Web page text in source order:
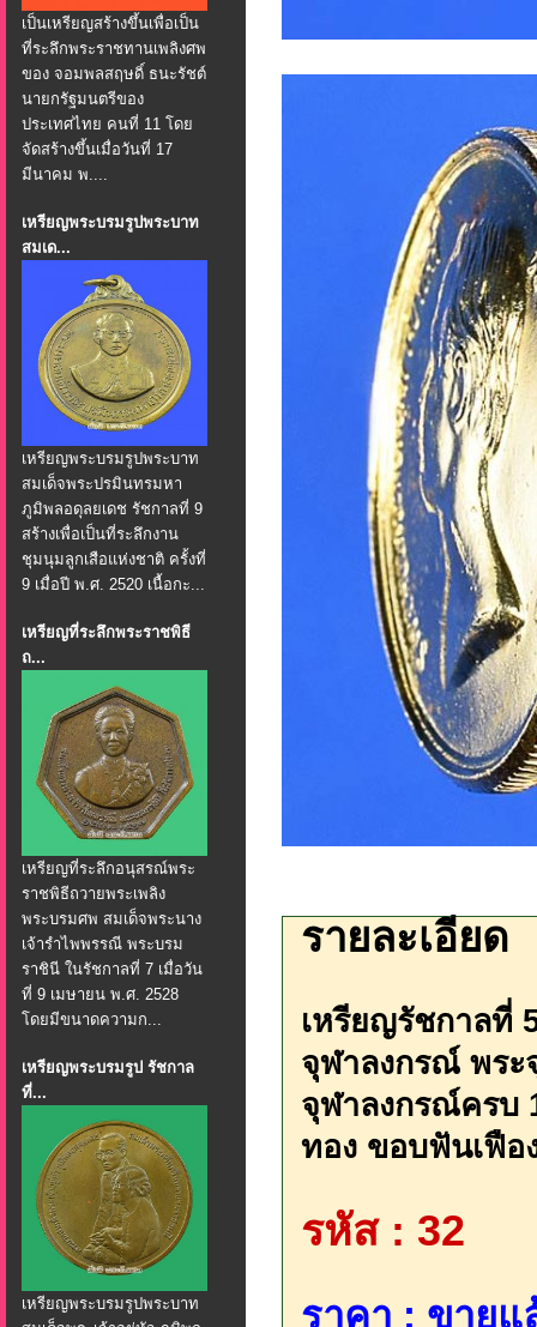
เป็นเหรียญสร้างขึ้นเพื่อเป็น
ที่ระลึกพระราชทานเพลิงศพ
ของ จอมพลสฤษดิ์ ธนะรัชต์
นายกรัฐมนตรีของ
ประเทศไทย คนที่ 11 โดย
จัดสร้างขึ้นเมื่อวันที่ 17
มีนาคม พ....
เหรียญพระบรมรูปพระบาท
สมเด...
เหรียญพระบรมรูปพระบาท
สมเด็จพระปรมินทรมหา
ภูมิพลอดุลยเดช รัชกาลที่ 9
สร้างเพื่อเป็นที่ระลึกงาน
ชุมนุมลูกเสือแห่งชาติ ครั้งที่
9 เมื่อปี พ.ศ. 2520 เนื้อกะ...
เหรียญที่ระลึกพระราชพิธี
ถ...
เหรียญที่ระลึกอนุสรณ์พระ
ราชพิธีถวายพระเพลิง
พระบรมศพ สมเด็จพระนาง
เจ้ารำไพพรรณี พระบรม
ราชินี ในรัชกาลที่ 7 เมื่อวัน
ที่ 9 เมษายน พ.ศ. 2528
โดยมีขนาดความก...
เหรียญพระบรมรูป รัชกาล
ที่...
เหรียญพระบรมรูปพระบาท
รายละเอียด
เหรียญรัชกาลที่
จุฬาลงกรณ์ พระ
จุฬาลงกรณ์ครบ
ทอง ขอบฟันเฟือ
รหัส : 32
ราคา : ขายแ